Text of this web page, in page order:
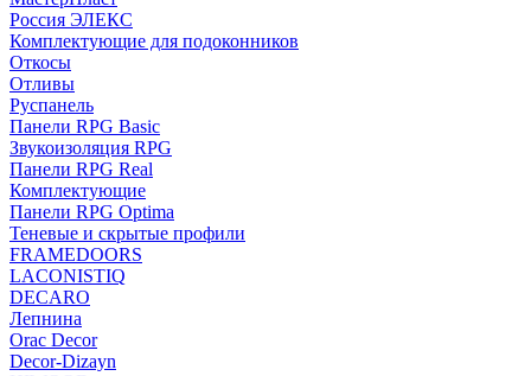
Россия ЭЛЕКС
Комплектующие для подоконников
Откосы
Отливы
Руспанель
Панели RPG Basic
Звукоизоляция RPG
Панели RPG Real
Комплектующие
Панели RPG Optima
Теневые и скрытые профили
FRAMEDOORS
LACONISTIQ
DECARO
Лепнина
Orac Decor
Decor-Dizayn